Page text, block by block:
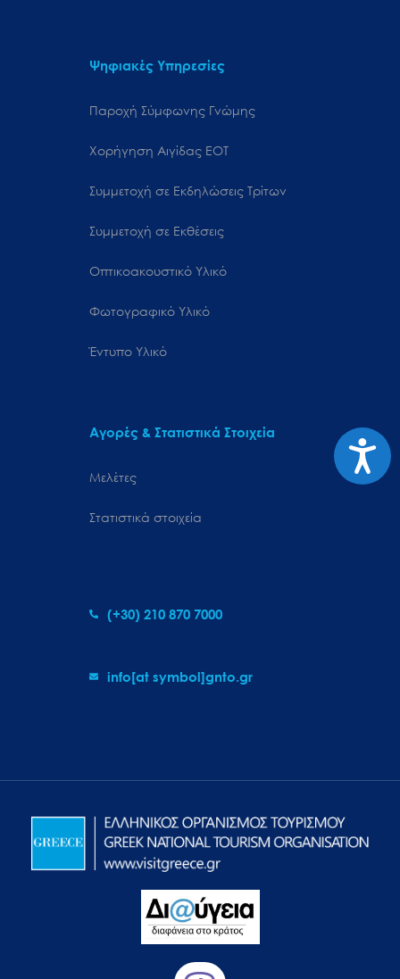
Ψηφιακές Υπηρεσίες
Παροχή Σύμφωνης Γνώμης
Χορήγηση Αιγίδας ΕΟΤ
Συμμετοχή σε Εκδηλώσεις Τρίτων
Συμμετοχή σε Εκθέσεις
Οπτικοακουστικό Υλικό
Φωτογραφικό Υλικό
Έντυπο Υλικό
Αγορές & Στατιστικά Στοιχεία
Μελέτες
Στατιστικά στοιχεία
(+30) 210 870 7000
info[at symbol]gnto.gr